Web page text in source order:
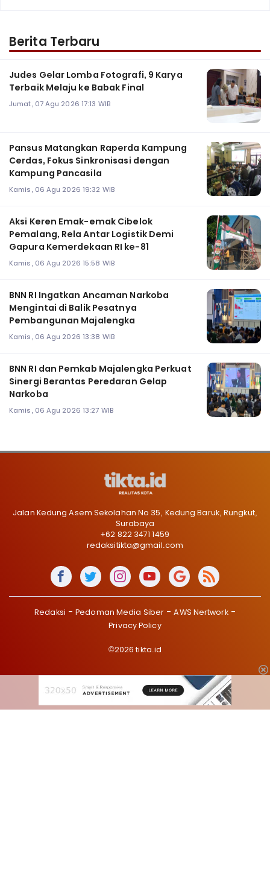
Berita Terbaru
Judes Gelar Lomba Fotografi, 9 Karya
Terbaik Melaju ke Babak Final
Jumat, 07 Agu 2026 17:13 WIB
Pansus Matangkan Raperda Kampung
Cerdas, Fokus Sinkronisasi dengan
Kampung Pancasila
Kamis, 06 Agu 2026 19:32 WIB
Aksi Keren Emak-emak Cibelok
Pemalang, Rela Antar Logistik Demi
Gapura Kemerdekaan RI ke-81
Kamis, 06 Agu 2026 15:58 WIB
BNN RI Ingatkan Ancaman Narkoba
Mengintai di Balik Pesatnya
Pembangunan Majalengka
Kamis, 06 Agu 2026 13:38 WIB
BNN RI dan Pemkab Majalengka Perkuat
Sinergi Berantas Peredaran Gelap
Narkoba
Kamis, 06 Agu 2026 13:27 WIB
Jalan Kedung Asem Sekolahan No 35, Kedung Baruk, Rungkut,
Surabaya
+62 822 3471 1459
redaksitikta@gmail.com
Redaksi Pedoman Media Siber
AWS Nertwork
Privacy Policy
©2026 tikta.id